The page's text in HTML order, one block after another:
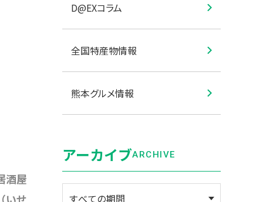
酒屋
D@EXコラム
全国特産物情報
熊本グルメ情報
アーカイブARCHIVE